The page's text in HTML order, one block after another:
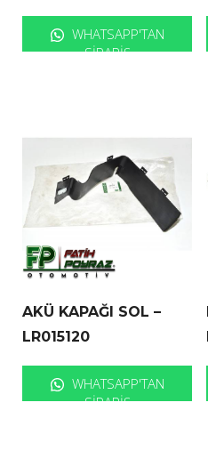
WHATSAPP'TAN
SIPARIŞ
AKÜ KAPAĞI SOL –
LR015120
WHATSAPP'TAN
SIPARIŞ